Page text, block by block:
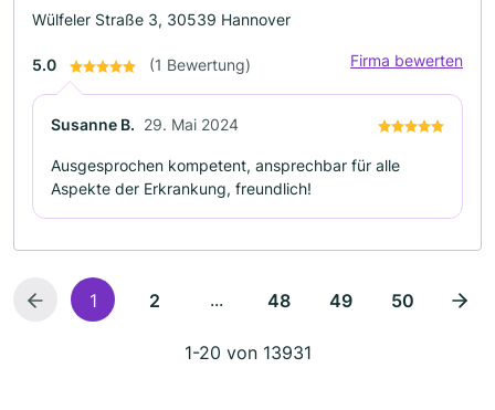
Wülfeler Straße 3, 30539 Hannover
5.0 (1 Bewertung) Firma bewerten
Susanne B. 29. Mai 2024
Ausgesprochen kompetent, ansprechbar für alle
Aspekte der Erkrankung, freundlich!
1 2 ... 48 49 50
1-20 von 13931